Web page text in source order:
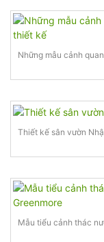
Những mẫu cảnh
Thiết kế sân vườn
Mẫu tiểu cảnh thác